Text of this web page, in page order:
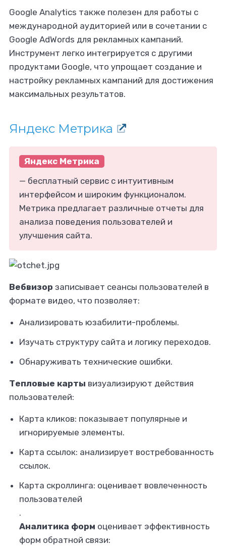
Google Analytics также полезен для работы с
международной аудиторией или в сочетании с
Google AdWords для рекламных кампаний.
Инструмент легко интегрируется с другими
продуктами Google, что упрощает создание и
настройку рекламных кампаний для достижения
максимальных результатов.
Яндекс Метрика
Яндекс Метрика
— бесплатный сервис с интуитивным
интерфейсом и широким функционалом.
Метрика предлагает различные отчеты для
анализа поведения пользователей и
улучшения сайта.
Вебвизор записывает сеансы пользователей в
формате видео, что позволяет:
Анализировать юзабилити-проблемы.
Изучать структуру сайта и логику переходов.
Обнаруживать технические ошибки.
Тепловые карты визуализируют действия
пользователей:
Карта кликов: показывает популярные и
игнорируемые элементы.
Карта ссылок: анализирует востребованность
ссылок.
Карта скроллинга: оценивает вовлеченность
пользователей
.
Аналитика форм оценивает эффективность
форм обратной связи: